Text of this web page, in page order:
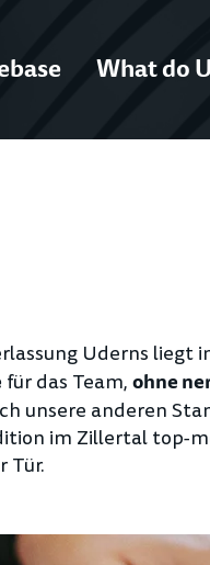
What do
Uderns liegt
für das Team, ohne
unsere anderen
im Zillertal top-
Tür.